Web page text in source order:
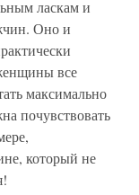
ласкам и
Оно и
все
максимально
почувствовать
который не